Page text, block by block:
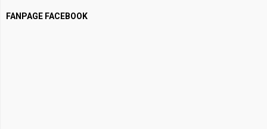
FANPAGE FACEBOOK